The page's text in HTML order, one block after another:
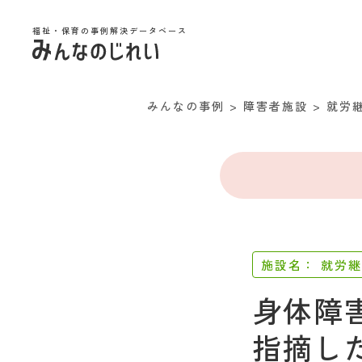
福祉・保育の事例解決データベース
みんなの事例 > 障害者施設 > 就労
施設名： 就労
身体障
指摘し